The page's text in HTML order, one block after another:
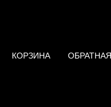
КОРЗИНА